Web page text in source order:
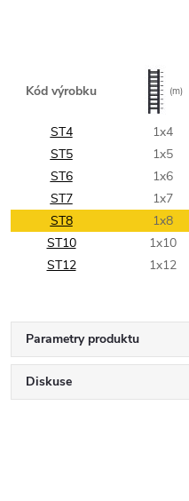
Kód výrobku (m)
ST4 1x4
ST5
1x5
ST6
1x6
ST7
1x7
ST8
1x8
ST10
1x10
ST12
1x12
Parametry produktu
Diskuse